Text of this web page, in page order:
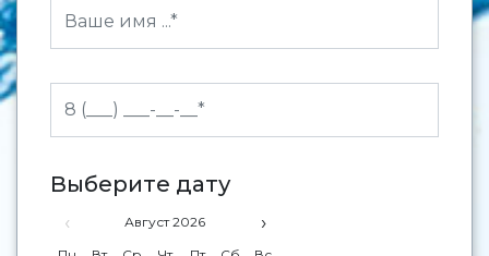
Выберите дату
‹ Август 2026 ›